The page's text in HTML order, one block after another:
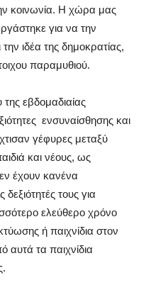
κοινωνία. Η χώρα μας
για να την
την ιδέα της δημοκρατίας,
παραμυθιού.
εβδομαδιαίας
ενσυναίσθησης και
γέφυρες μεταξύ
και νέους, ως
έχουν κανένα
τους για
ελεύθερο χρόνο
ή παιχνίδια στον
τα παιχνίδια